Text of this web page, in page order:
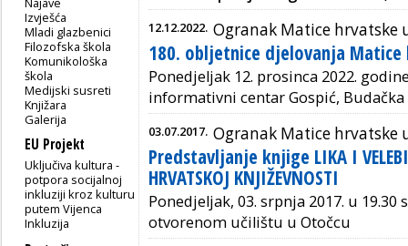
Izvješća
Mladi glazbenici
Filozofska škola
Komunikološka
škola
Medijski susreti
Knjižara
Galerija
EU Projekt
Uključiva kultura -
potpora socijalnoj
inkluziji kroz kulturu
putem Vijenca
Inkluzija
12.12.2022. Ogranak Matice hrvatske
180. obljetnice djelovanja Matice
Ponedjeljak 12. prosinca 2022.
informativni centar Gospić, Budačka
03.07.2017. Ogranak Matice hrvatske
Predstavljanje knjige LIKA I
HRVATSKOJ KNJIŽEVNOSTI
Ponedjeljak, 03. srpnja 2017. u
otvorenom učilištu u Otočcu